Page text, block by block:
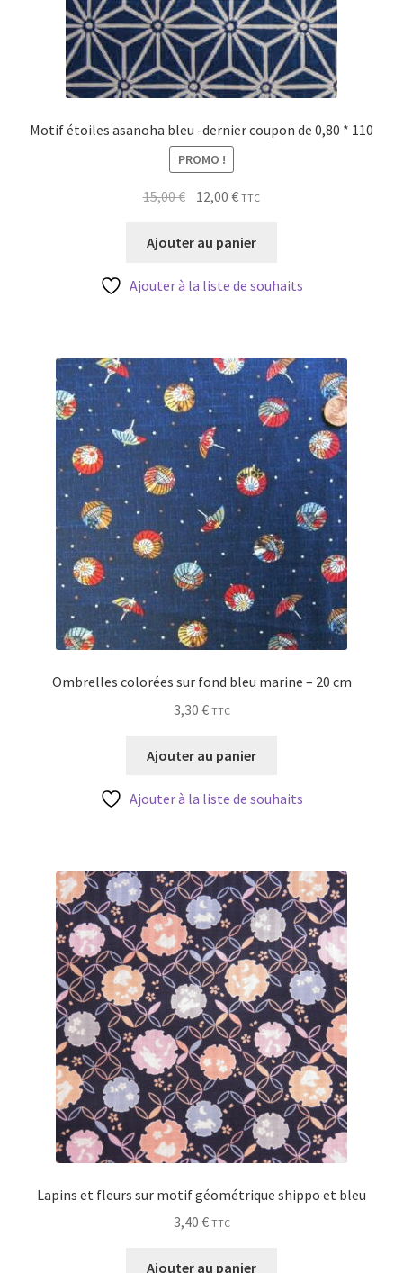
Motif étoiles asanoha bleu -dernier coupon de 0,80 * 110
PROMO !
15,00€ Le
initial
15,00 €.
12,00€Le
actuel
12,00 €.
TTC
Ajouter au panier
Ajouter à la liste de souhaits
Ombrelles colorées sur fond bleu marine – 20 cm
3,30 € TTC
Ajouter au panier
Ajouter à la liste de souhaits
Lapins et fleurs sur motif géométrique shippo et bleu
3,40 € TTC
Ajouter au panier